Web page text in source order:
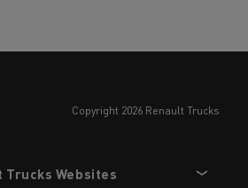
copyright 2026 Renault Trucks
Websites